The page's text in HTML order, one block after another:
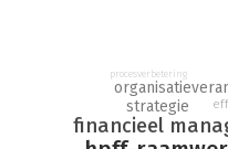
In dit boek leert u hoe u, op
heel veel
transformeren naar een
financieel
strategie
procesverbetering